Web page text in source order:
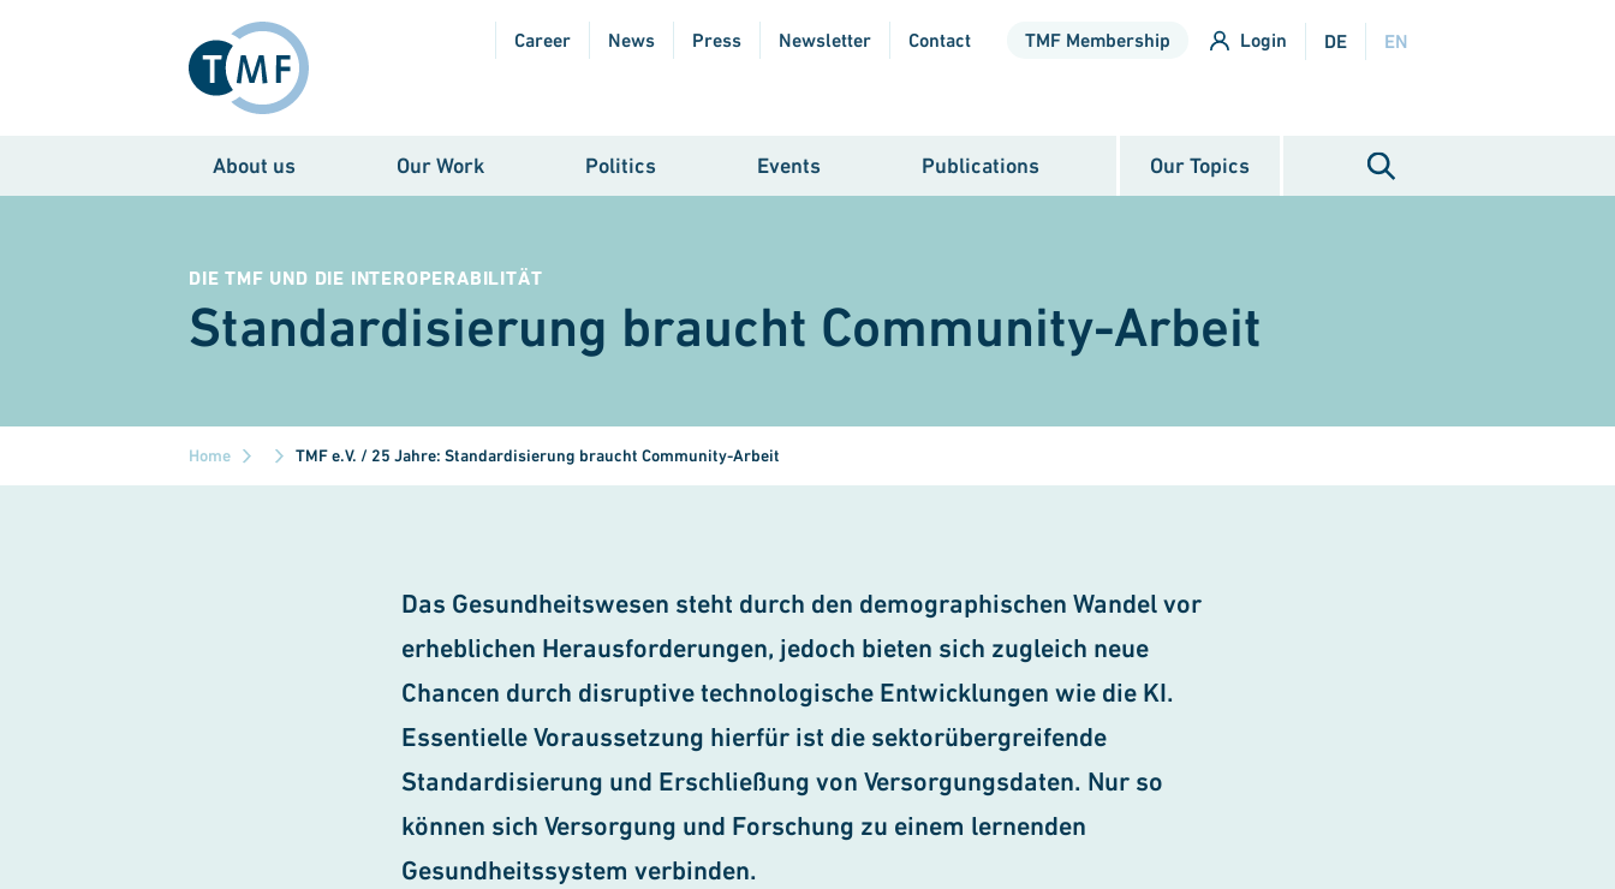
Career News Press Newsletter Contact TMF Membership Login DE EN
About us Our Work Politics Events Publications Our Topics
DIE TMF UND DIE INTEROPERABILITÄT
Standardisierung braucht Community-Arbeit
Home TMF e.V. / 25 Jahre: Standardisierung braucht Community-Arbeit
Das Gesundheitswesen steht durch den demographischen Wandel vor
erheblichen Herausforderungen, jedoch bieten sich zugleich neue
Chancen durch disruptive technologische Entwicklungen wie die KI.
Essentielle Voraussetzung hierfür ist die sektorübergreifende
Standardisierung und Erschließung von Versorgungsdaten. Nur so
können sich Versorgung und Forschung zu einem lernenden
Gesundheitssystem verbinden.